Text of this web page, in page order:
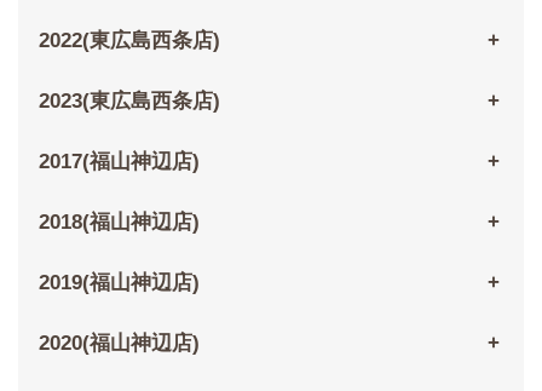
2022(東広島西条店)
2023(東広島西条店)
2017(福山神辺店)
2018(福山神辺店)
2019(福山神辺店)
2020(福山神辺店)